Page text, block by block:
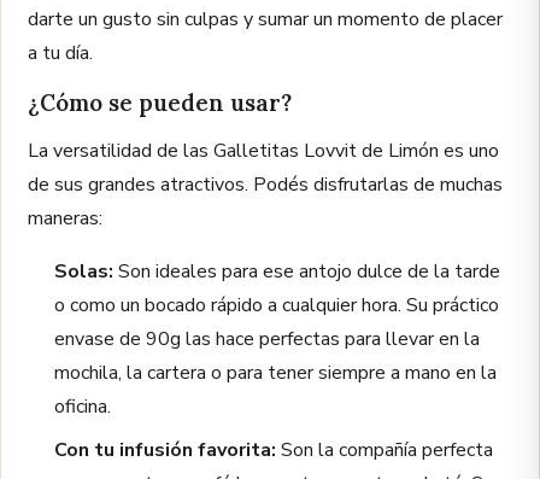
darte un gusto sin culpas y sumar un momento de placer
a tu día.
¿Cómo se pueden usar?
La versatilidad de las Galletitas Lovvit de Limón es uno
de sus grandes atractivos. Podés disfrutarlas de muchas
maneras:
Solas: Son ideales para ese antojo dulce de la tarde
o como un bocado rápido a cualquier hora. Su práctico
envase de 90g las hace perfectas para llevar en la
mochila, la cartera o para tener siempre a mano en la
oficina.
Con tu infusión favorita: Son la compañía perfecta